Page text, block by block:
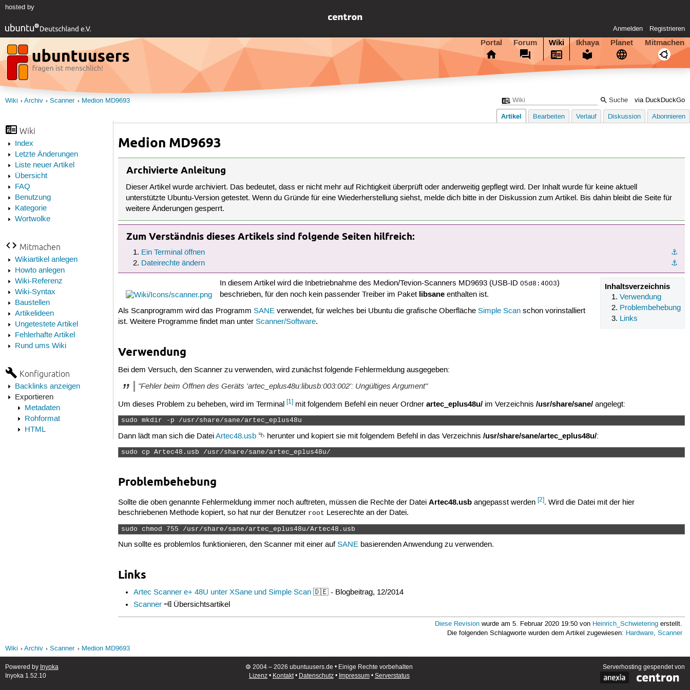
hosted by
Anmelden Registrieren
Portal Forum Wiki Ikhaya Planet Mitmachen
via DuckDuckGo
Wiki Archiv Scanner Medion MD9693
Wiki
Index
Letzte Änderungen
Liste neuer Artikel
Übersicht
FAQ
Benutzung
Kategorie
Wortwolke
Mitmachen
Wikiartikel anlegen
Howto anlegen
Wiki-Referenz
Wiki-Syntax
Baustellen
Artikelideen
Ungetestete Artikel
Fehlerhafte Artikel
Rund ums Wiki
Konfiguration
Backlinks anzeigen
Exportieren
Metadaten
Rohformat
HTML
Artikel Bearbeiten Verlauf Diskussion Abonnieren
Medion MD9693
Archivierte Anleitung
Dieser Artikel wurde archiviert. Das bedeutet, dass er nicht mehr auf Richtigkeit überprüft oder anderweitig gepflegt wird. Der Inhalt wurde für keine aktuell
unterstützte Ubuntu-Version getestet. Wenn du Gründe für eine Wiederherstellung siehst, melde dich bitte in der Diskussion zum Artikel. Bis dahin bleibt die Seite für
weitere Änderungen gesperrt.
Zum Verständnis dieses Artikels sind folgende Seiten hilfreich:
⚓︎
Ein Terminal öffnen
⚓︎
Dateirechte ändern
Inhaltsverzeichnis
Verwendung
Problembehebung
Links
In diesem Artikel wird die Inbetriebnahme des Medion/Tevion-Scanners MD9693 (USB-ID 05d8:4003)
beschrieben, für den noch kein passender Treiber im Paket libsaneenthalten ist.
Als Scanprogramm wird das ProgrammSANE verwendet, für welches bei Ubuntu die grafische OberflächeSimple Scan schon vorinstalliert
ist. Weitere Programme findet man unterScanner/Software.
Verwendung
Bei dem Versuch, den Scanner zu verwenden, wird zunächst folgende Fehlermeldung ausgegeben:
"Fehler beim Öffnen des Geräts 'artec_eplus48u:libusb:003:002': Ungültiges Argument"
Um dieses Problem zu beheben, wird im Terminal[1] mit folgendem Befehl ein neuer Ordnerartec_eplus48u/ im Verzeichnis/usr/share/sane/ angelegt:
sudo mkdir -p /usr/share/sane/artec_eplus48u
Dann lädt man sich die DateiArtec48.usb ⮷ herunter und kopiert sie mit folgendem Befehl in das Verzeichnis/usr/share/sane/artec_eplus48u/:
sudo cp Artec48.usb /usr/share/sane/artec_eplus48u/
Problembehebung
Sollte die oben genannte Fehlermeldung immer noch auftreten, müssen die Rechte der DateiArtec48.usb angepasst werden[2]. Wird die Datei mit der hier
beschriebenen Methode kopiert, so hat nur der Benutzer root Leserechte an der Datei.
sudo chmod 755 /usr/share/sane/artec_eplus48u/Artec48.usb
Nun sollte es problemlos funktionieren, den Scanner mit einer aufSANE basierenden Anwendung zu verwenden.
Links
Artec Scanner e+ 48U unter XSane und Simple Scan🇩🇪 - Blogbeitrag, 12/2014
Scanner
Übersichtsartikel
Diese Revision wurde am 5. Februar 2020 19:50 von Heinrich_Schwietering erstellt.
Die folgenden Schlagworte wurden dem Artikel zugewiesen: Hardware,Scanner
Wiki
Archiv Scanner Medion MD9693
Powered by Inyoka
Inyoka 1.52.10
🄯 2004 – 2026 ubuntuusers.de • Einige Rechte vorbehalten
Lizenz• Kontakt• Datenschutz• Impressum• Serverstatus
Serverhosting gespendet von